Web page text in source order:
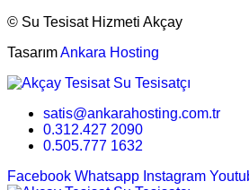
© Su Tesisat Hizmeti Akçay
TasarımAnkara Hosting
satis@ankarahosting.com.tr
0.312.427 2090
0.505.777 1632
Facebook Whatsapp Instagram